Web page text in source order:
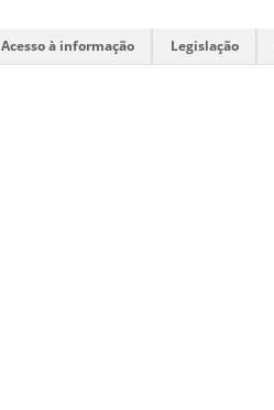
Acesso à informação Legislação